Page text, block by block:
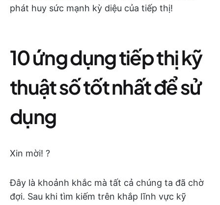
phát huy sức mạnh kỳ diệu của tiếp thị!
10 ứng dụng tiếp thị kỹ
thuật số tốt nhất để sử
dụng
Xin mời! ?
Đây là khoảnh khắc mà tất cả chúng ta đã chờ
đợi. Sau khi tìm kiếm trên khắp lĩnh vực kỹ